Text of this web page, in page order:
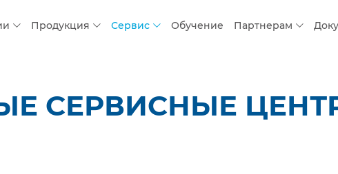
Продукция Сервис Обучение Партнерам
СЕРВИСНЫЕ